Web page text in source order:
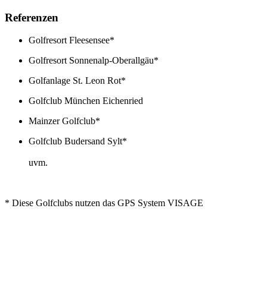
Referenzen
Golfresort Fleesensee*
Golfresort Sonnenalp-Oberallgäu*
Golfanlage St. Leon Rot*
Golfclub München Eichenried
Mainzer Golfclub*
Golfclub Budersand Sylt*
uvm.
* Diese Golfclubs nutzen das GPS System VISAGE